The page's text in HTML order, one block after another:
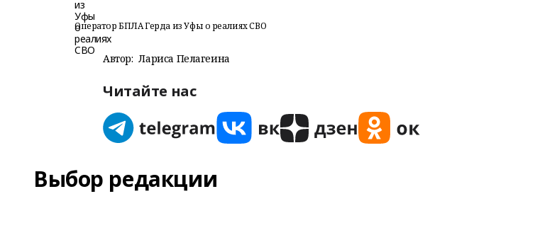
Оператор БПЛА Герда из Уфы о реалиях СВО
Автор: Лариса Пелагеина
Читайте нас
Выбор редакции